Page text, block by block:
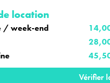
location
/ week-end
Vérifier